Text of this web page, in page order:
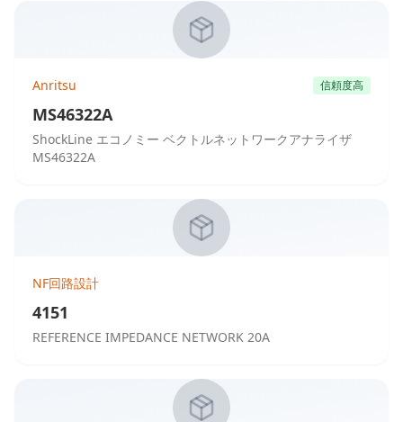
Anritsu 信頼度高
MS46322A
ShockLine エコノミー ベクトルネットワークアナライザ
MS46322A
NF回路設計
4151
REFERENCE IMPEDANCE NETWORK 20A